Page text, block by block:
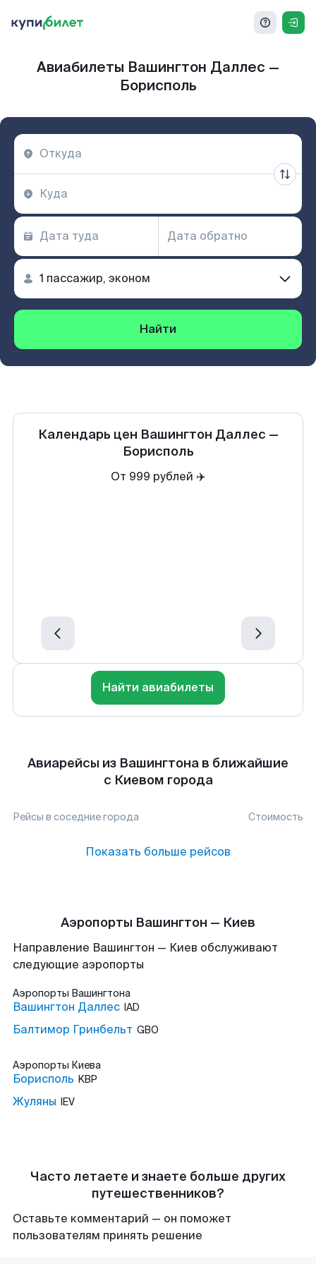
Авиабилеты Вашингтон Даллес —
Борисполь
Найти
Календарь цен Вашингтон Даллес —
Борисполь
От 999 рублей ✈️
Найти авиабилеты
Авиарейсы из Вашингтона в ближайшие
с Киевом города
Рейсы в соседние города Стоимость
Показать больше рейсов
Аэропорты Вашингтон — Киев
Направление Вашингтон — Киев обслуживают
следующие аэропорты
Аэропорты Вашингтона
Вашингтон Даллес IAD
Балтимор Гринбельт GBO
Аэропорты Киева
Борисполь KBP
Жуляны IEV
Часто летаете и знаете больше других
путешественников?
Оставьте комментарий — он поможет
пользователям принять решение